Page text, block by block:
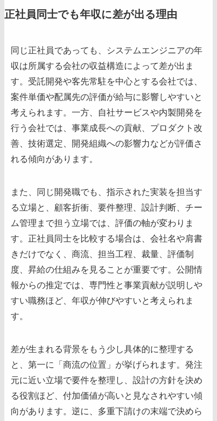
正社員同士でも年収に差が出る理由
同じ正社員であっても、システムエンジニアの年
収は所属する会社の収益構造によって差が出ま
す。受託開発や客先常駐を中心とする会社では、
案件単価や配属先の評価が給与に影響しやすいと
考えられます。一方、自社サービスや内製開発を
行う会社では、事業成長への貢献、プロダクト改
善、技術選定、開発組織への影響力などが評価さ
れる傾向があります。
また、同じ開発職でも、指示された実装を担当す
る立場と、顧客折衝、要件整理、設計判断、チー
ム管理まで担う立場では、評価の軸が変わりま
す。正社員同士を比較する場合は、会社名や肩書
きだけでなく、商流、担当工程、裁量、評価制
度、昇給の仕組みを見ることが重要です。公開情
報からの推定では、専門性と事業貢献が説明しや
すい職務ほど、年収が伸びやすいと考えられま
す。
差が生まれる背景をもう少し具体的に整理する
と、第一に「商流の位置」が挙げられます。発注
元に近い立場で要件を整理し、設計の方針を決め
る役割ほど、付加価値が高いと見なされやすい傾
向があります。逆に、多重下請けの末端で決めら